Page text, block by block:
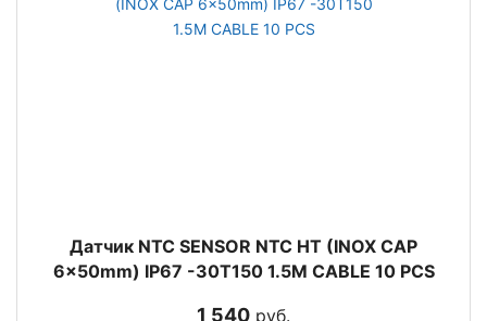
Датчик NTC SENSOR NTC HT (INOX CAP
6x50mm) IP67 -30T150 1.5M CABLE 10 PCS
1 540 руб.